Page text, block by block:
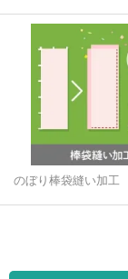
のぼり棒袋縫い加工